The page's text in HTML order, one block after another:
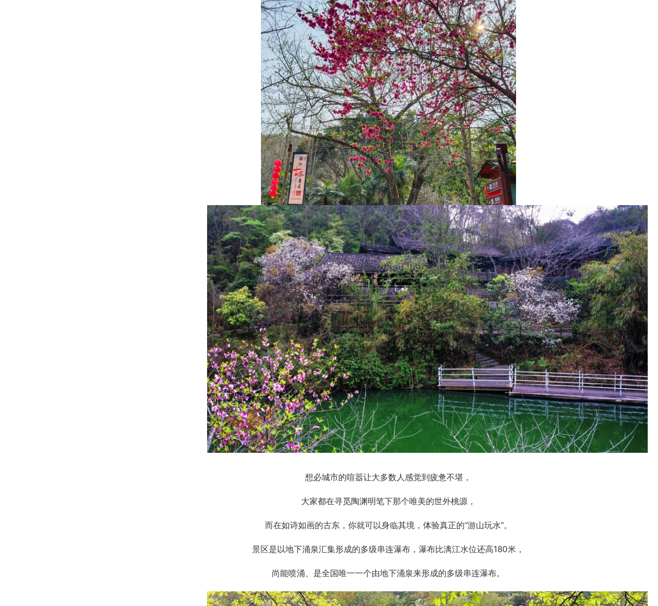
想必城市的喧嚣让大多数人感觉到疲惫不堪，
大家都在寻觅陶渊明笔下那个唯美的世外桃源，
而在如诗如画的古东，你就可以身临其境，体验真正的“游山玩水”。
景区是以地下涌泉汇集形成的多级串连瀑布，瀑布比漓江水位还高180米，
尚能喷涌、是全国唯一一个由地下涌泉来形成的多级串连瀑布。